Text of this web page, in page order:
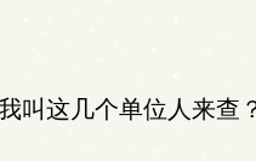
叫这几个单位人来查